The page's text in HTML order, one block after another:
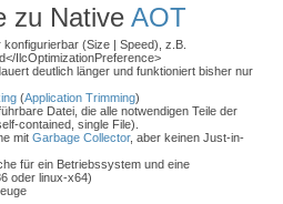
zu Native AOT
(Size | Speed), z.B.
IlcOptimizationPreference>
deutlich länger und funktioniert bisher nur
(Application Trimming)
Datei, die alle notwendigen Teile der
contained, single File).
mit Garbage Collector, aber keinen Just-in-
für ein Betriebssystem und eine
oder linux-x64)